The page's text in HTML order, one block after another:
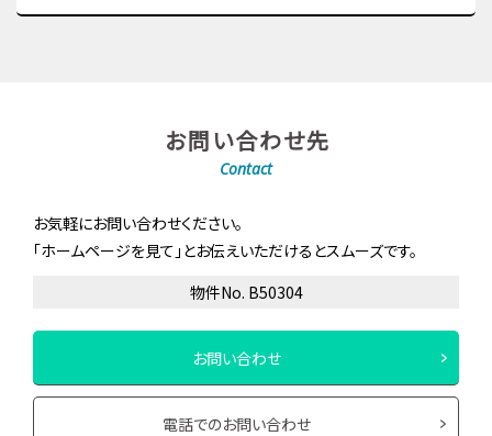
お問い合わせ先
Contact
お気軽にお問い合わせください。
「ホームページを見て」とお伝えいただけるとスムーズです。
物件No. B50304
お問い合わせ
電話でのお問い合わせ